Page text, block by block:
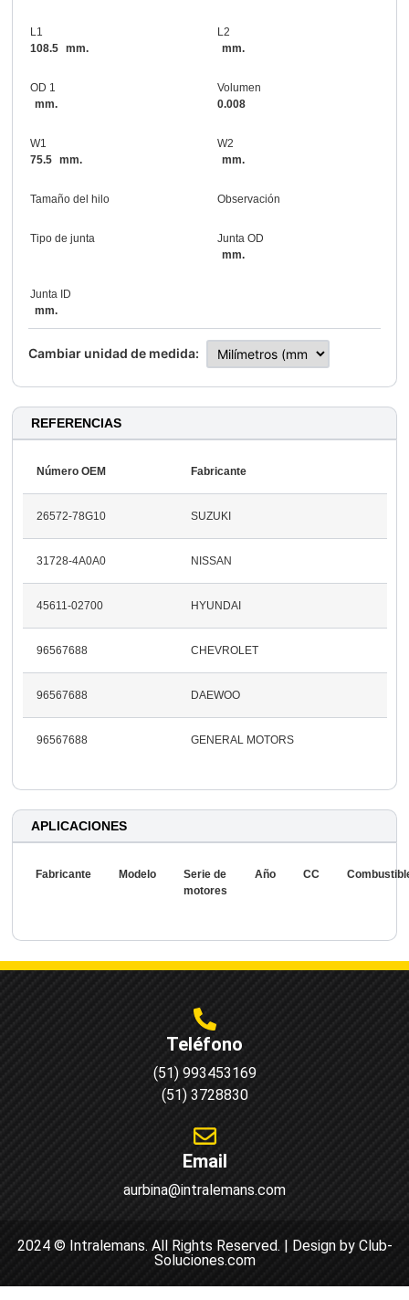
L1
108.5 mm.
L2
mm.
OD 1
mm.
Volumen
0.008
W1
75.5 mm.
W2
mm.
Tamaño del hilo Observación
Tipo de junta
Junta OD
mm.
Junta ID
mm.
Cambiar unidad de medida:
REFERENCIAS
Número OEM Fabricante
26572-78G10 SUZUKI
31728-4A0A0 NISSAN
45611-02700 HYUNDAI
96567688 CHEVROLET
96567688 DAEWOO
96567688 GENERAL MOTORS
APLICACIONES
Fabricante Modelo
Serie de
motores
Año CC
Teléfono
(51) 993453169
(51) 3728830
Email
aurbina@intralemans.com
2024 © Intralemans. All Rights Reserved. | Design by Club-
Soluciones.com